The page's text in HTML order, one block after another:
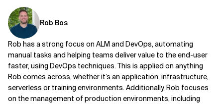
Rob Bos
Rob has a strong focus on ALM and DevOps, automating
manual tasks and helping teams deliver value to the end-user
faster, using DevOps techniques. This is applied on anything
Rob comes across, whether it’s an application, infrastructure,
serverless or training environments. Additionally, Rob focuses
on the management of production environments, including